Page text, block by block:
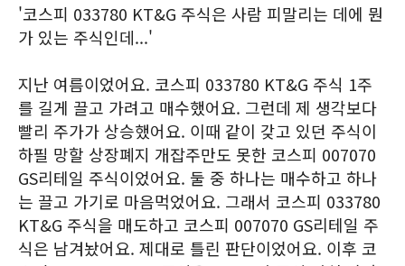
'코스피 033780 KT&G 주식은 사람 피말리는 데에 뭔
가 있는 주식인데...'
지난 여름이었어요. 코스피 033780 KT&G 주식 1주
를 길게 끌고 가려고 매수했어요. 그런데 제 생각보다
빨리 주가가 상승했어요. 이때 같이 갖고 있던 주식이
하필 망할 상장폐지 개잡주만도 못한 코스피 007070
GS리테일 주식이었어요. 둘 중 하나는 매수하고 하나
는 끌고 가기로 마음먹었어요. 그래서 코스피 033780
KT&G 주식을 매도하고 코스피 007070 GS리테일 주
식은 남겨놨어요. 제대로 틀린 판단이었어요. 이후 코